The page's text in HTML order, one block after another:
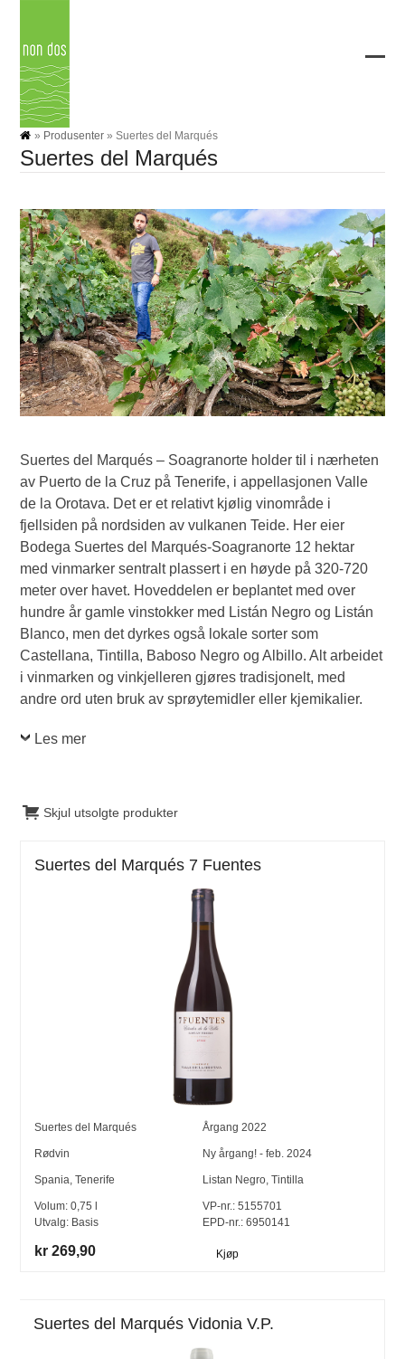
content
» Produsenter »Suertes del Marqués
Suertes del Marqués
Suertes del Marqués – Soagranorte holder til i nærheten
av Puerto de la Cruz på Tenerife, i appellasjonen Valle
de la Orotava. Det er et relativt kjølig vinområde i
fjellsiden på nordsiden av vulkanen Teide. Her eier
Bodega Suertes del Marqués-Soagranorte 12 hektar
med vinmarker sentralt plassert i en høyde på 320-720
meter over havet. Hoveddelen er beplantet med over
hundre år gamle vinstokker med Listán Negro og Listán
Blanco, men det dyrkes også lokale sorter som
Castellana, Tintilla, Baboso Negro og Albillo. Alt arbeidet
i vinmarken og vinkjelleren gjøres tradisjonelt, med
andre ord uten bruk av sprøytemidler eller kjemikalier.
Les mer
Skjul utsolgte produkter
Suertes del Marqués 7 Fuentes
Suertes del Marqués Årgang 2022
Rødvin Ny årgang! - feb. 2024
Spania,Tenerife Listan Negro, Tintilla
Volum:0,75
Utvalg: Basis
VP-nr.: 5155701
EPD-nr.: 6950141
kr 269,90 Kjøp
Suertes del Marqués Vidonia V.P.